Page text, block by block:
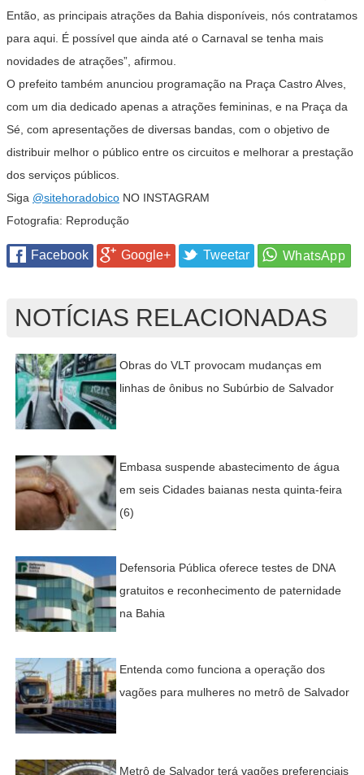
Então, as principais atrações da Bahia disponíveis, nós contratamos
para aqui. É possível que ainda até o Carnaval se tenha mais
novidades de atrações”, afirmou.
O prefeito também anunciou programação na Praça Castro Alves,
com um dia dedicado apenas a atrações femininas, e na Praça da
Sé, com apresentações de diversas bandas, com o objetivo de
distribuir melhor o público entre os circuitos e melhorar a prestação
dos serviços públicos.
Siga @sitehoradobico NO INSTAGRAM
Fotografia: Reprodução
Facebook Google+ Tweetar
NOTÍCIAS RELACIONADAS
Obras do VLT provocam mudanças em
linhas de ônibus no Subúrbio de Salvador
Embasa suspende abastecimento de água
em seis Cidades baianas nesta quinta-feira
(6)
Defensoria Pública oferece testes de DNA
gratuitos e reconhecimento de paternidade
na Bahia
Entenda como funciona a operação dos
vagões para mulheres no metrô de Salvador
Metrô de Salvador terá vagões preferenciais